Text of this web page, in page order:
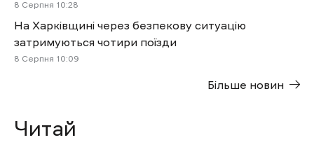
8 Cерпня 10:28
На Харківщині через безпекову ситуацію
затримуються чотири поїзди
8 Cерпня 10:09
Більше новин
Читай